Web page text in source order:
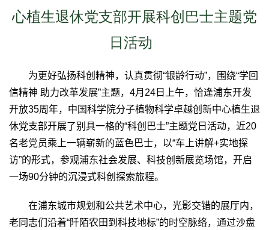
心植生退休党支部开展科创巴士主题党
日活动
为更好弘扬科创精神，认真贯彻“银龄行动”，围绕“学回
信精神 助力改革发展”主题， 4月 24 日上午，恰逢浦东开发
开放35周年，中国科学院分子植物科学卓越创新中心植生退
休党支部开展了别具一格的“科创巴士”主题党日活动，近20
名老党员乘上一辆崭新的蓝色巴士，以“车上讲解+实地探
访”的形式，参观浦东社会发展、科技创新展览场馆，开启
一场90分钟的沉浸式科创探索旅程。
在浦东城市规划和公共艺术中心，光影交错的展厅内，
老同志们沿着“阡陌农田到科技地标”的时空脉络，通过沙盘